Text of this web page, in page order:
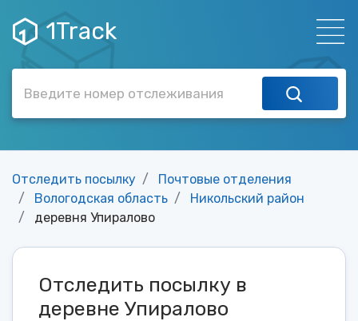
1Track
Отследить посылку
Почтовые отделения
Вологодская область
Никольский район
деревня Упиралово
Отследить посылку в
деревне Упиралово